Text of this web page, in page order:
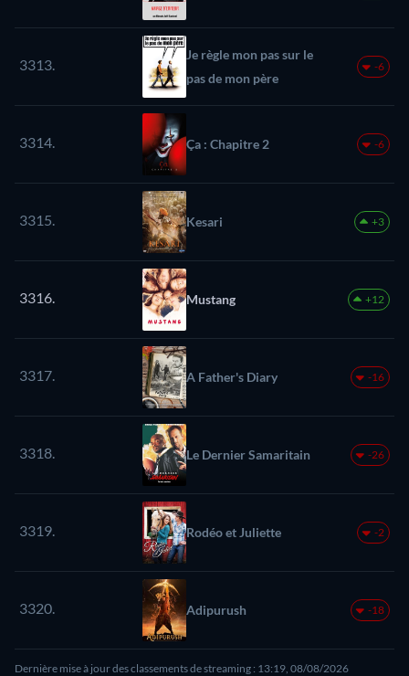
3313.
Je règle mon pas sur le
pas de mon père
-6
3314. Ça : Chapitre 2 -6
3315. Kesari +3
3316. Mustang +12
3317. A Father's Diary -16
3318. Le Dernier Samaritain -26
3319. Rodéo et Juliette -2
3320. Adipurush -18
Dernière mise à jour des classements de streaming : 13:19, 08/08/2026